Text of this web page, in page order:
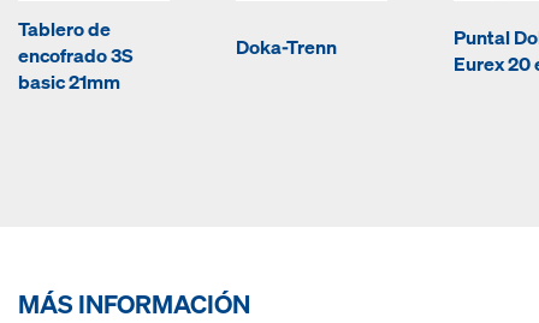
Tablero de
encofrado 3S
basic 21mm
Doka-Trenn
Puntal
Eurex 20
MÁS INFORMACIÓN